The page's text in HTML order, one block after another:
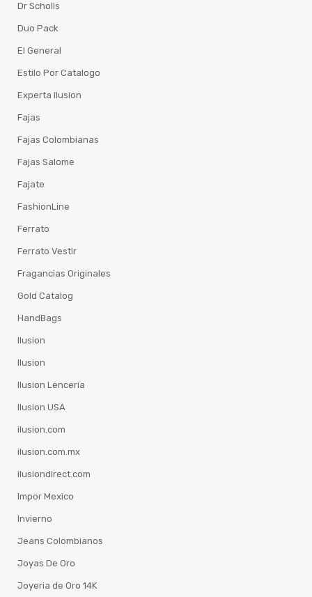
Dr Scholls
Duo Pack
El General
Estilo Por Catalogo
Experta ilusion
Fajas
Fajas Colombianas
Fajas Salome
Fajate
FashionLine
Ferrato
Ferrato Vestir
Fragancias Originales
Gold Catalog
HandBags
Ilusion
Ilusion
Ilusion Lenceria
Ilusion USA
ilusion.com
ilusion.com.mx
ilusiondirect.com
Impor Mexico
Invierno
Jeans Colombianos
Joyas De Oro
Joyeria de Oro 14K